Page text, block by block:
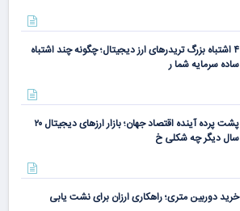
۴ اشتباه بزرگ تریدرهای ارز دیجیتال؛ چگونه چند اشتباه
ساده سرمایه شما ر
پشت پرده آینده اقتصاد جهان؛ بازار ارزهای دیجیتال ۲۰
سال دیگر چه شکلی خ
خرید دوربین متری؛ راهکاری ارزان برای نشت یابی